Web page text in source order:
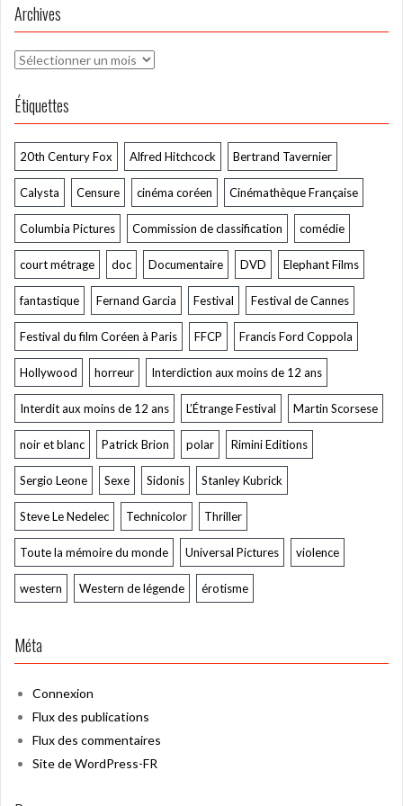
Archives
Archives
Étiquettes
20th Century Fox Alfred Hitchcock Bertrand Tavernier
Calysta Censure cinéma coréen Cinémathèque Française
Columbia Pictures Commission de classification comédie
court métrage doc Documentaire DVD Elephant Films
fantastique Fernand Garcia Festival Festival de Cannes
Festival du film Coréen à Paris FFCP Francis Ford Coppola
Hollywood horreur Interdiction aux moins de 12 ans
Interdit aux moins de 12 ans L’Étrange Festival Martin Scorsese
noir et blanc Patrick Brion polar Rimini Editions
Sergio Leone Sexe Sidonis Stanley Kubrick
Steve Le Nedelec Technicolor Thriller
Toute la mémoire du monde Universal Pictures violence
western Western de légende érotisme
Méta
Connexion
Flux des publications
Flux des commentaires
Site de WordPress-FR